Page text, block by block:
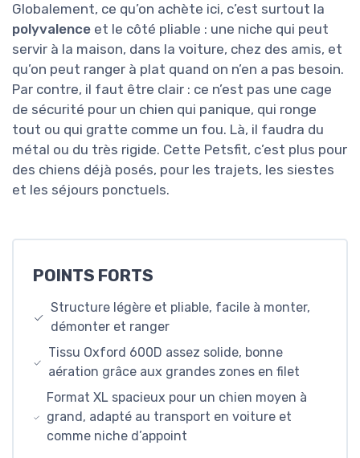
Globalement, ce qu’on achète ici, c’est surtout la
polyvalence et le côté pliable : une niche qui peut
servir à la maison, dans la voiture, chez des amis, et
qu’on peut ranger à plat quand on n’en a pas besoin.
Par contre, il faut être clair : ce n’est pas une cage
de sécurité pour un chien qui panique, qui ronge
tout ou qui gratte comme un fou. Là, il faudra du
métal ou du très rigide. Cette Petsfit, c’est plus pour
des chiens déjà posés, pour les trajets, les siestes
et les séjours ponctuels.
POINTS FORTS
Structure légère et pliable, facile à monter,
démonter et ranger
Tissu Oxford 600D assez solide, bonne
aération grâce aux grandes zones en filet
Format XL spacieux pour un chien moyen à
grand, adapté au transport en voiture et
comme niche d’appoint